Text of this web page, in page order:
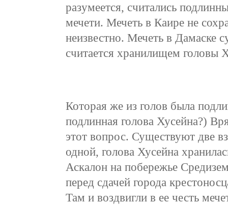
разумеется, считались
мечети. Мечеть в Каире не
неизвестно. Мечеть в Дамаске
считается хранилищем головы
Которая же из голов была
подлинная голова Хусейна?)
этот вопрос. Существуют две
одной, голова Хусейна
Аскалон на побережье
перед сдачей города
Там и воздвигли в ее честь